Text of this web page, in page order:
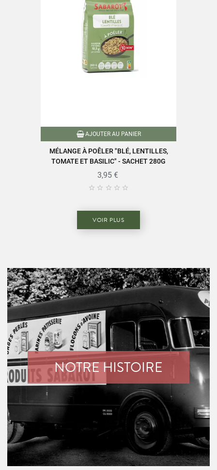
AJOUTER AU PANIER
MÉLANGE À POÊLER "BLÉ, LENTILLES,
TOMATE ET BASILIC" - SACHET 280G
3,95 €
    
VOIR PLUS
NOTRE HISTOIRE